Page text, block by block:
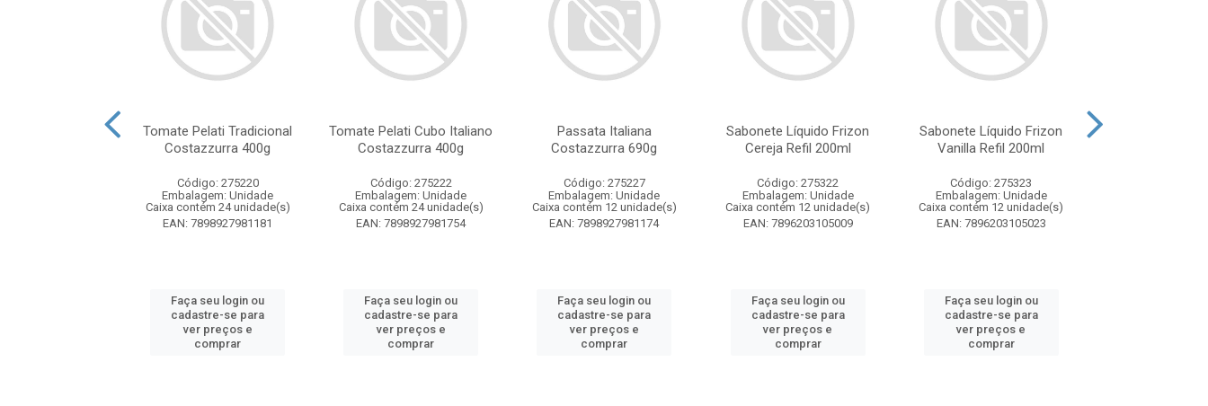
Tomate Pelati Tradicional
Costazzurra 400g
Código: 275220
Embalagem: Unidade
Caixa contém 24 unidade(s)
EAN: 7898927981181
Faça seu login ou
cadastre-se para
ver preços e
comprar
Tomate Pelati Cubo Italiano
Costazzurra 400g
Código: 275222
Embalagem: Unidade
Caixa contém 24 unidade(s)
EAN: 7898927981754
Faça seu login ou
cadastre-se para
ver preços e
comprar
Passata Italiana
Costazzurra 690g
Código: 275227
Embalagem: Unidade
Caixa contém 12 unidade(s)
EAN: 7898927981174
Faça seu login ou
cadastre-se para
ver preços e
comprar
Sabonete Líquido Frizon
Cereja Refil 200ml
Código: 275322
Embalagem: Unidade
Caixa contém 12 unidade(s)
EAN: 7896203105009
Faça seu login ou
cadastre-se para
ver preços e
comprar
Sabonete Líquido Frizon
Vanilla Refil 200ml
Código: 275323
Embalagem: Unidade
Caixa contém 12 unidade(s)
EAN: 7896203105023
Faça seu login ou
cadastre-se para
ver preços e
comprar